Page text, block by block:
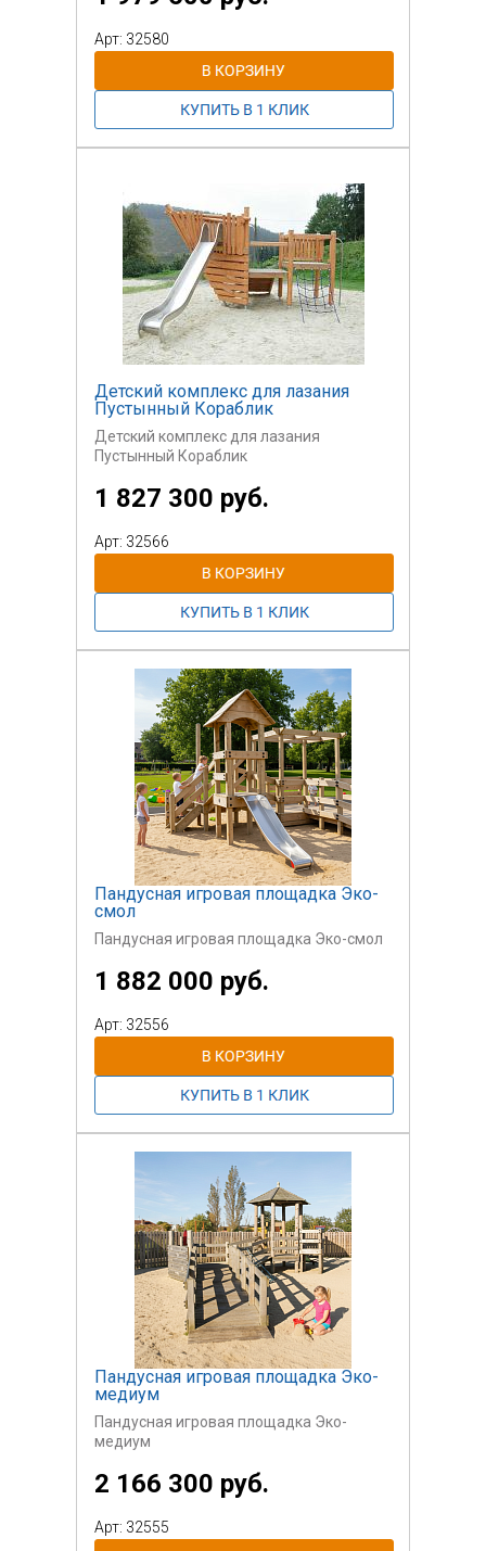
Арт: 32580
Детский комплекс для лазания
Пустынный Кораблик
Детский комплекс для лазания
Пустынный Кораблик
1 827 300 руб.
Арт: 32566
Пандусная игровая площадка Эко-
смол
Пандусная игровая площадка Эко-смол
1 882 000 руб.
Арт: 32556
Пандусная игровая площадка Эко-
медиум
Пандусная игровая площадка Эко-
медиум
2 166 300 руб.
Арт: 32555